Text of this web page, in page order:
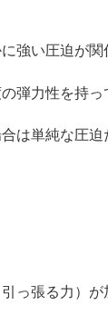
強い圧迫が関
弾力性を持っ
は単純な圧迫
っ張る力）が